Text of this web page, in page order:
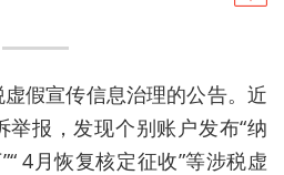
假宣传信息治理的公告。近
举报，发现个别账户发布“纳
”“4月恢复核定征收”等涉税虚